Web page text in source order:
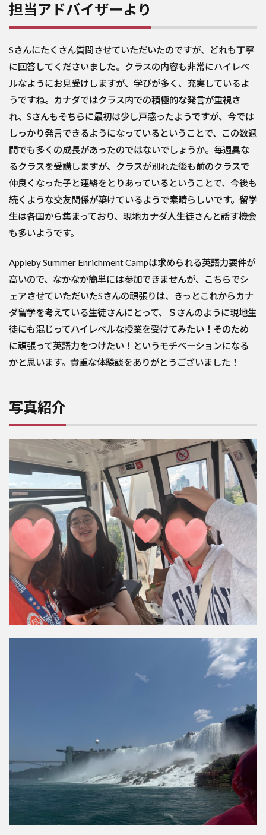
担当アドバイザーより
Sさんにたくさん質問させていただいたのですが、どれも丁寧
に回答してくださいました。クラスの内容も非常にハイレベ
ルなようにお見受けしますが、学びが多く、充実しているよ
うですね。カナダではクラス内での積極的な発言が重視さ
れ、Sさんもそちらに最初は少し戸惑ったようですが、今では
しっかり発言できるようになっているということで、この数週
間でも多くの成長があったのではないでしょうか。毎週異な
るクラスを受講しますが、クラスが別れた後も前のクラスで
仲良くなった子と連絡をとりあっているということで、今後も
続くような交友関係が築けているようで素晴らしいです。留学
生は各国から集まっており、現地カナダ人生徒さんと話す機会
も多いようです。
Appleby Summer Enrichment Campは求められる英語力要件が
高いので、なかなか簡単には参加できませんが、こちらでシ
ェアさせていただいたSさんの頑張りは、きっとこれからカナ
ダ留学を考えている生徒さんにとって、Ｓさんのように現地生
徒にも混じってハイレベルな授業を受けてみたい！そのため
に頑張って英語力をつけたい！というモチベーションになる
かと思います。貴重な体験談をありがとうございました！
写真紹介